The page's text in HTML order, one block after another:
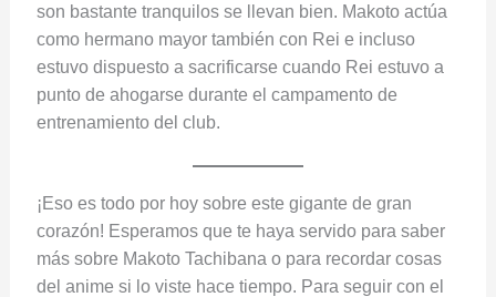
son bastante tranquilos se llevan bien. Makoto actúa
como hermano mayor también con Rei e incluso
estuvo dispuesto a sacrificarse cuando Rei estuvo a
punto de ahogarse durante el campamento de
entrenamiento del club.
¡Eso es todo por hoy sobre este gigante de gran
corazón! Esperamos que te haya servido para saber
más sobre Makoto Tachibana o para recordar cosas
del anime si lo viste hace tiempo. Para seguir con el